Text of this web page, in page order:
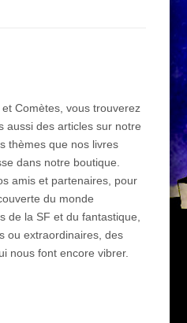
Comètes, vous trouverez
aussi des articles sur notre
thèmes que nos livres
dans notre boutique.
amis et partenaires, pour
du monde
de la SF et du fantastique,
ou extraordinaires, des
nous font encore vibrer.